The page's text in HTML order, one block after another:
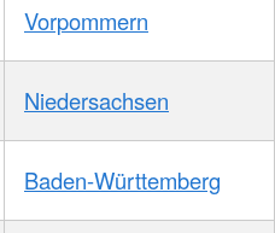
Vorpommern
Niedersachsen
Baden-Württemberg